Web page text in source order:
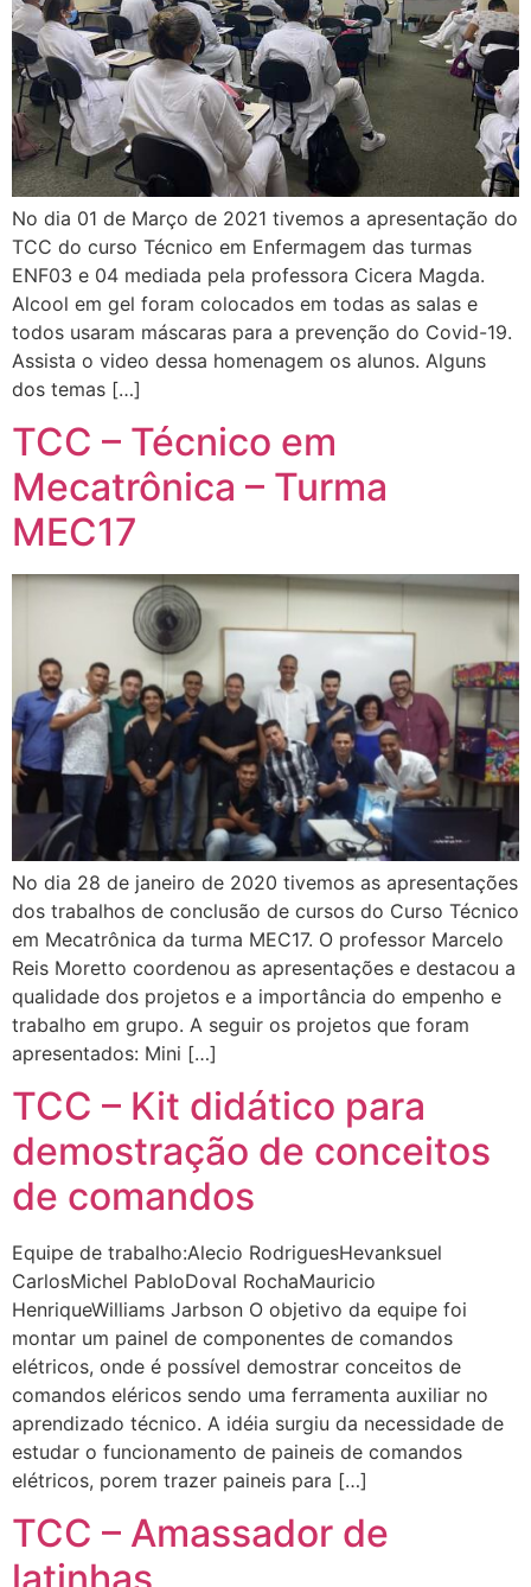
No dia 01 de Março de 2021 tivemos a apresentação do
TCC do curso Técnico em Enfermagem das turmas
ENF03 e 04 mediada pela professora Cicera Magda.
Alcool em gel foram colocados em todas as salas e
todos usaram máscaras para a prevenção do Covid-19.
Assista o video dessa homenagem os alunos. Alguns
dos temas […]
TCC – Técnico em
Mecatrônica – Turma
MEC17
No dia 28 de janeiro de 2020 tivemos as apresentações
dos trabalhos de conclusão de cursos do Curso Técnico
em Mecatrônica da turma MEC17. O professor Marcelo
Reis Moretto coordenou as apresentações e destacou a
qualidade dos projetos e a importância do empenho e
trabalho em grupo. A seguir os projetos que foram
apresentados: Mini […]
TCC – Kit didático para
demostração de conceitos
de comandos
Equipe de trabalho:Alecio RodriguesHevanksuel
CarlosMichel PabloDoval RochaMauricio
HenriqueWilliams Jarbson O objetivo da equipe foi
montar um painel de componentes de comandos
elétricos, onde é possível demostrar conceitos de
comandos eléricos sendo uma ferramenta auxiliar no
aprendizado técnico. A idéia surgiu da necessidade de
estudar o funcionamento de paineis de comandos
elétricos, porem trazer paineis para […]
TCC – Amassador de